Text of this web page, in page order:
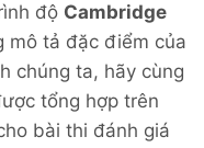
độ Cambridge
mô tả đặc điểm của
chúng ta, hãy cùng
tổng hợp trên
bài thi đánh giá